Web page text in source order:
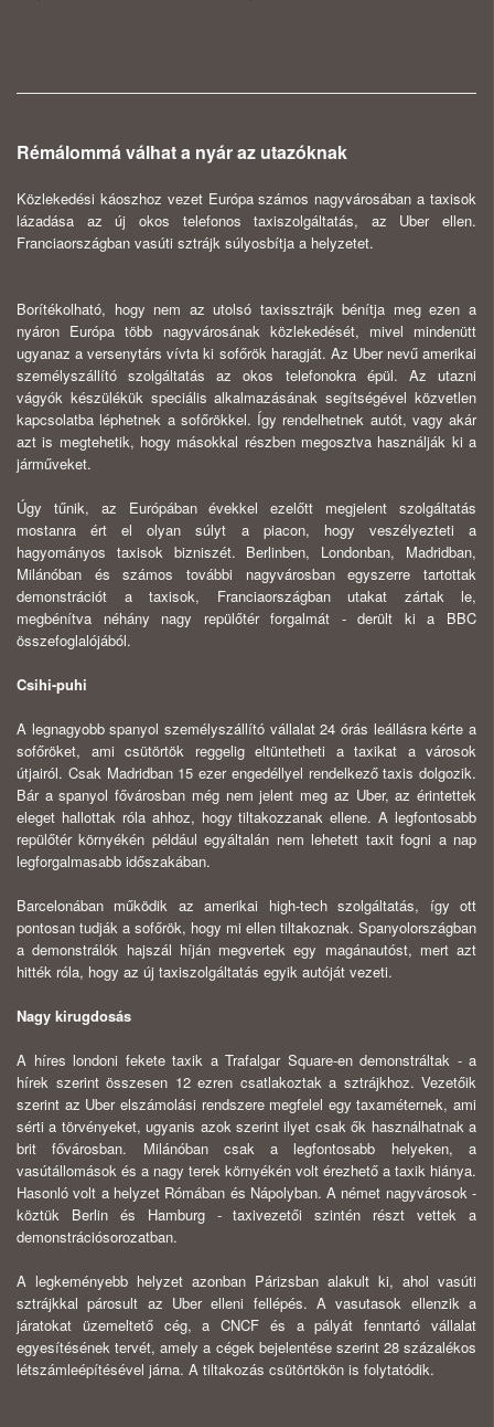
Rémálommá válhat a nyár az utazóknak
Közlekedési káoszhoz vezet Európa számos nagyvárosában a taxisok
lázadása az új okos telefonos taxiszolgáltatás, az Uber ellen.
Franciaországban vasúti sztrájk súlyosbítja a helyzetet.
Borítékolható, hogy nem az utolsó taxissztrájk bénítja meg ezen a
nyáron Európa több nagyvárosának közlekedését, mivel mindenütt
ugyanaz a versenytárs vívta ki sofőrök haragját. Az Uber nevű amerikai
személyszállító szolgáltatás az okos telefonokra épül. Az utazni
vágyók készülékük speciális alkalmazásának segítségével közvetlen
kapcsolatba léphetnek a sofőrökkel. Így rendelhetnek autót, vagy akár
azt is megtehetik, hogy másokkal részben megosztva használják ki a
járműveket.
Úgy tűnik, az Európában évekkel ezelőtt megjelent szolgáltatás
mostanra ért el olyan súlyt a piacon, hogy veszélyezteti a
hagyományos taxisok bizniszét. Berlinben, Londonban, Madridban,
Milánóban és számos további nagyvárosban egyszerre tartottak
demonstrációt a taxisok, Franciaországban utakat zártak le,
megbénítva néhány nagy repülőtér forgalmát - derült ki a BBC
összefoglalójából.
Csihi-puhi
A legnagyobb spanyol személyszállító vállalat 24 órás leállásra kérte a
sofőröket, ami csütörtök reggelig eltüntetheti a taxikat a városok
útjairól. Csak Madridban 15 ezer engedéllyel rendelkező taxis dolgozik.
Bár a spanyol fővárosban még nem jelent meg az Uber, az érintettek
eleget hallottak róla ahhoz, hogy tiltakozzanak ellene. A legfontosabb
repülőtér környékén például egyáltalán nem lehetett taxit fogni a nap
legforgalmasabb időszakában.
Barcelonában működik az amerikai high-tech szolgáltatás, így ott
pontosan tudják a sofőrök, hogy mi ellen tiltakoznak. Spanyolországban
a demonstrálók hajszál híján megvertek egy magánautóst, mert azt
hitték róla, hogy az új taxiszolgáltatás egyik autóját vezeti.
Nagy kirugdosás
A híres londoni fekete taxik a Trafalgar Square-en demonstráltak - a
hírek szerint összesen 12 ezren csatlakoztak a sztrájkhoz. Vezetőik
szerint az Uber elszámolási rendszere megfelel egy taxaméternek, ami
sérti a törvényeket, ugyanis azok szerint ilyet csak ők használhatnak a
brit fővárosban. Milánóban csak a legfontosabb helyeken, a
vasútállomások és a nagy terek környékén volt érezhető a taxik hiánya.
Hasonló volt a helyzet Rómában és Nápolyban. A német nagyvárosok -
köztük Berlin és Hamburg - taxivezetői szintén részt vettek a
demonstrációsorozatban.
A legkeményebb helyzet azonban Párizsban alakult ki, ahol vasúti
sztrájkkal párosult az Uber elleni fellépés. A vasutasok ellenzik a
járatokat üzemeltető cég, a CNCF és a pályát fenntartó vállalat
egyesítésének tervét, amely a cégek bejelentése szerint 28 százalékos
létszámleépítésével járna. A tiltakozás csütörtökön is folytatódik.